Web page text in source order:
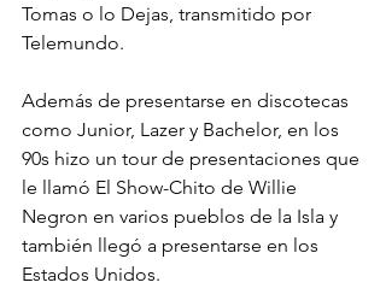
Tomas o lo Dejas, transmitido por
Telemundo.
Además de presentarse en discotecas
como Junior, Lazer y Bachelor, en los
90s hizo un tour de presentaciones que
le llamó El Show-Chito de Willie
Negron en varios pueblos de la Isla y
también llegó a presentarse en los
Estados Unidos.